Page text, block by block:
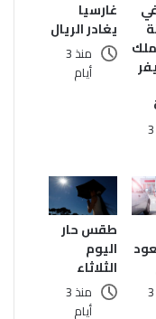
منذ 3
غارسيا
يغادر الريال
منذ 3
أيام
منذ 3
طقس حار
اليوم
الثلاثاء
منذ 3
أيام